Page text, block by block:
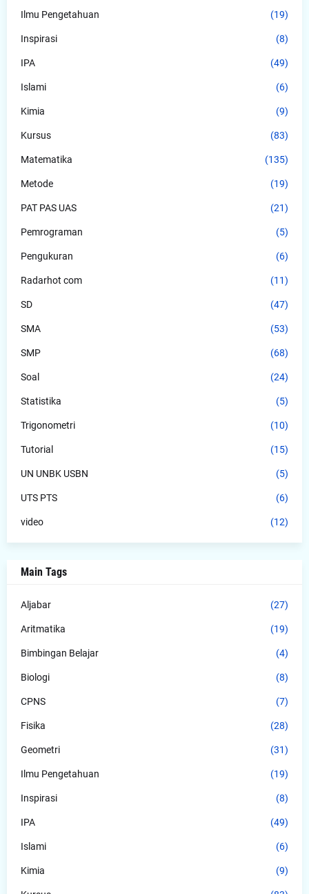
Ilmu Pengetahuan (19)
Inspirasi (8)
IPA (49)
Islami (6)
Kimia (9)
Kursus (83)
Matematika (135)
Metode (19)
PAT PAS UAS (21)
Pemrograman (5)
Pengukuran (6)
Radarhot com (11)
SD (47)
SMA (53)
SMP (68)
Soal (24)
Statistika (5)
Trigonometri (10)
Tutorial (15)
UN UNBK USBN (5)
UTS PTS (6)
video (12)
Main Tags
Aljabar (27)
Aritmatika (19)
Bimbingan Belajar (4)
Biologi (8)
CPNS (7)
Fisika (28)
Geometri (31)
Ilmu Pengetahuan (19)
Inspirasi (8)
IPA (49)
Islami (6)
Kimia (9)